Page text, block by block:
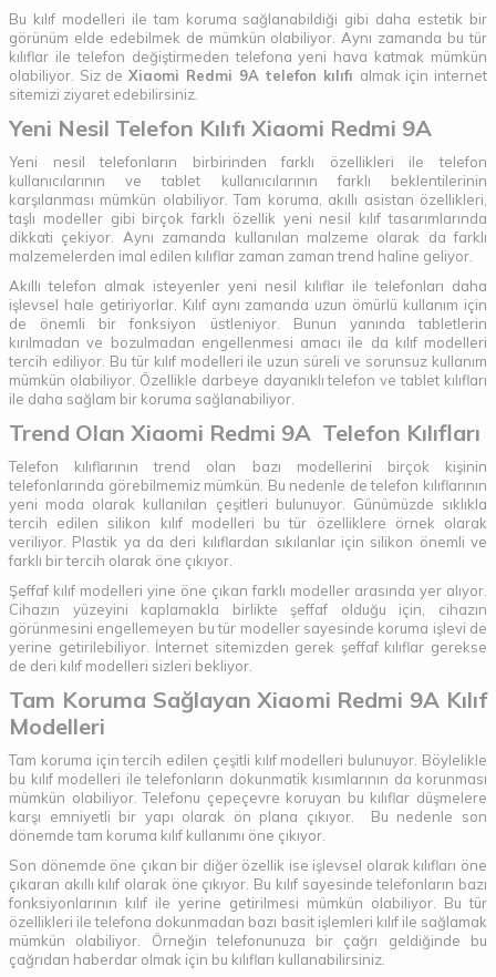
Bu kılıf modelleri ile tam koruma sağlanabildiği gibi daha estetik bir
görünüm elde edebilmek de mümkün olabiliyor. Aynı zamanda bu tür
kılıflar ile telefon değiştirmeden telefona yeni hava katmak mümkün
olabiliyor. Siz deXiaomi Redmi 9A telefon kılıfı almak için internet
sitemizi ziyaret edebilirsiniz.
Yeni Nesil Telefon Kılıfı Xiaomi Redmi 9A
Yeni nesil telefonların birbirinden farklı özellikleri ile telefon
kullanıcılarının ve tablet kullanıcılarının farklı beklentilerinin
karşılanması mümkün olabiliyor. Tam koruma, akıllı asistan özellikleri,
taşlı modeller gibi birçok farklı özellik yeni nesil kılıf tasarımlarında
dikkati çekiyor. Aynı zamanda kullanılan malzeme olarak da farklı
malzemelerden imal edilen kılıflar zaman zaman trend haline geliyor.
Akıllı telefon almak isteyenler yeni nesil kılıflar ile telefonları daha
işlevsel hale getiriyorlar. Kılıf aynı zamanda uzun ömürlü kullanım için
de önemli bir fonksiyon üstleniyor. Bunun yanında tabletlerin
kırılmadan ve bozulmadan engellenmesi amacı ile da kılıf modelleri
tercih ediliyor. Bu tür kılıf modelleri ile uzun süreli ve sorunsuz kullanım
mümkün olabiliyor. Özellikle darbeye dayanıklı telefon ve tablet kılıfları
ile daha sağlam bir koruma sağlanabiliyor.
Trend Olan Xiaomi Redmi 9A Telefon Kılıfları
Telefon kılıflarının trend olan bazı modellerini birçok kişinin
telefonlarında görebilmemiz mümkün. Bu nedenle de telefon kılıflarının
yeni moda olarak kullanılan çeşitleri bulunuyor. Günümüzde sıklıkla
tercih edilen silikon kılıf modelleri bu tür özelliklere örnek olarak
veriliyor. Plastik ya da deri kılıflardan sıkılanlar için silikon önemli ve
farklı bir tercih olarak öne çıkıyor.
Şeffaf kılıf modelleri yine öne çıkan farklı modeller arasında yer alıyor.
Cihazın yüzeyini kaplamakla birlikte şeffaf olduğu için, cihazın
görünmesini engellemeyen bu tür modeller sayesinde koruma işlevi de
yerine getirilebiliyor. İnternet sitemizden gerek şeffaf kılıflar gerekse
de deri kılıf modelleri sizleri bekliyor.
Tam Koruma Sağlayan Xiaomi Redmi 9A Kılıf
Modelleri
Tam koruma için tercih edilen çeşitli kılıf modelleri bulunuyor. Böylelikle
bu kılıf modelleri ile telefonların dokunmatik kısımlarının da korunması
mümkün olabiliyor. Telefonu çepeçevre koruyan bu kılıflar düşmelere
karşı emniyetli bir yapı olarak ön plana çıkıyor. Bu nedenle son
dönemde tam koruma kılıf kullanımı öne çıkıyor.
Son dönemde öne çıkan bir diğer özellik ise işlevsel olarak kılıfları öne
çıkaran akıllı kılıf olarak öne çıkıyor. Bu kılıf sayesinde telefonların bazı
fonksiyonlarının kılıf ile yerine getirilmesi mümkün olabiliyor. Bu tür
özellikleri ile telefona dokunmadan bazı basit işlemleri kılıf ile sağlamak
mümkün olabiliyor. Örneğin telefonunuza bir çağrı geldiğinde bu
çağrıdan haberdar olmak için bu kılıfları kullanabilirsiniz.